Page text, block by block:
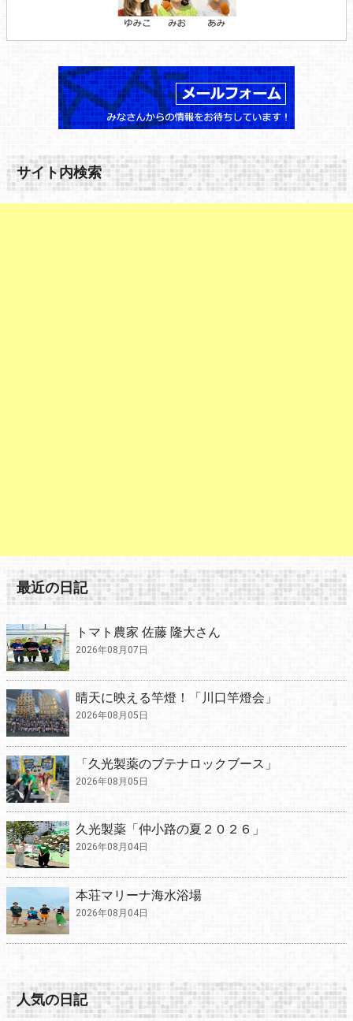
サイト内検索
最近の日記
トマト農家 佐藤 隆大さん
2026年08月07日
晴天に映える竿燈！「川口竿燈会」
2026年08月05日
「久光製薬のブテナロックブース」
2026年08月05日
久光製薬「仲小路の夏２０２６」
2026年08月04日
本荘マリーナ海水浴場
2026年08月04日
人気の日記